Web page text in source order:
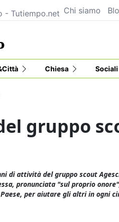
- Tutiempo.net Chi siamo
Chiesa Sociali
gruppo
di attività del gruppo scout
pronunciata "sul proprio
per aiutare gli altri in ogni